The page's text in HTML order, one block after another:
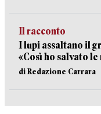
Il racconto
I lupi assaltano il
«Così ho salvato le
di Redazione Carrara